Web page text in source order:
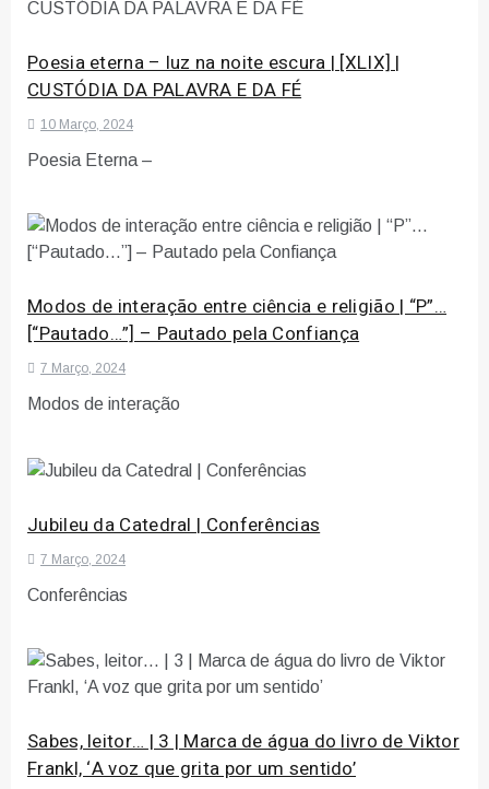
Poesia eterna – luz na noite escura | [XLIX] |
CUSTÓDIA DA PALAVRA E DA FÉ
10 Março, 2024
Poesia Eterna –
Modos de interação entre ciência e religião | “P”…
[“Pautado…”] – Pautado pela Confiança
7 Março, 2024
Modos de interação
Jubileu da Catedral | Conferências
7 Março, 2024
Conferências
Sabes, leitor… | 3 | Marca de água do livro de Viktor
Frankl, ‘A voz que grita por um sentido’